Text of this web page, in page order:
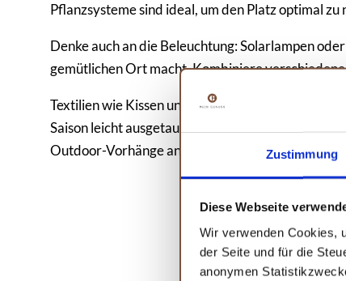
Zustimmung
Diese Webseite
Wir verwenden Cookies,
der Seite und für die
anonymen
Pflanzsysteme sind ideal, um den Platz optimal zu
Denke auch an die Beleuchtung: Solarlampen
gemütlichen Ort macht. Kombiniere
Textilien wie Kissen und Decken in
Saison leicht ausgetauscht werden. Achte
Outdoor-Vorhänge anbringen möchtest, die